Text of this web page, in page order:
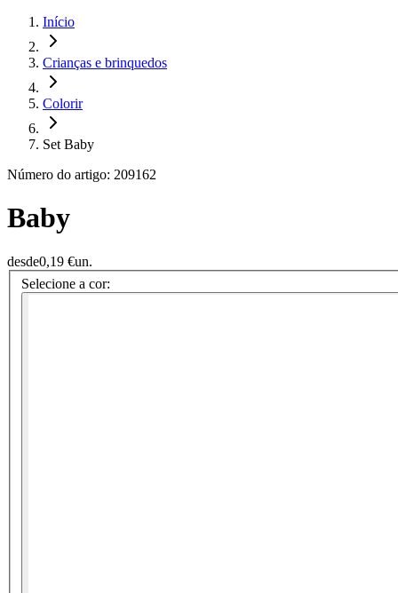
Início
Crianças e brinquedos
Colorir
Set Baby
Número do artigo: 209162
Baby
desde0,19 €un.
Selecione a cor: